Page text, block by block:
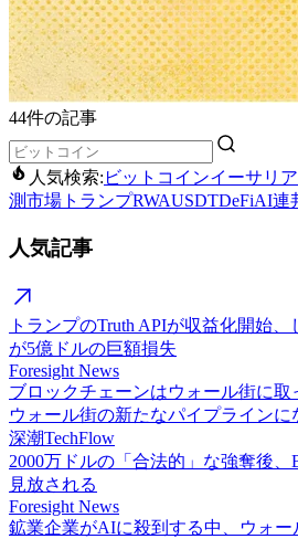
44件の記事
人気検索: ビットコインイーサリ
測市場 トランプRWAUSDTDeFiAI連
人気記事
トランプのTruth APIが収益化開始
が5億ドルの巨額損失
Foresight News
ブロックチェーンはウォール街に取
ウォール街の新たなパイプラインに
深潮TechFlow
2000万ドルの「合法的」な強奪後
見放される
Foresight News
鉱業企業がAIに殺到する中、ウォー